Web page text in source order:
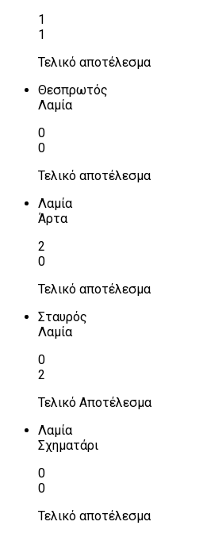
1
1
Τελικό αποτέλεσμα
Θεσπρωτός
Λαμία
0
0
Τελικό αποτέλεσμα
Λαμία
Άρτα
2
0
Τελικό αποτέλεσμα
Σταυρός
Λαμία
0
2
Τελικό Αποτέλεσμα
Λαμία
Σχηματάρι
0
0
Τελικό αποτέλεσμα